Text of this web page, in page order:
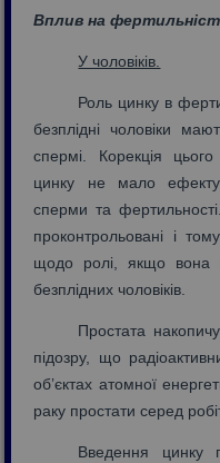
Вплив на
У чоловіків.
Роль цинку в
безплідні чоловіки
спермі. Корекція
цинку не мало ефекту
сперми та
проконтрольовані і
щодо ролі, якщо вона
безплідних чоловіків.
Простата
підозру, що
об’єктах атомної
раку простати серед
Введення цинку